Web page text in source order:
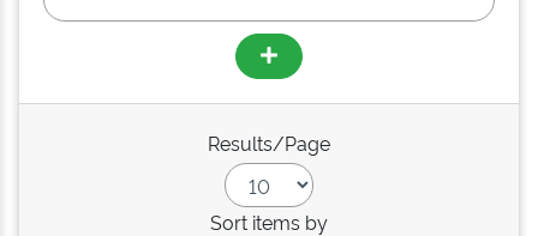
Results/Page
Sort items by